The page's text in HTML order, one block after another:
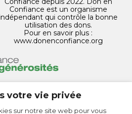
Confiance est un organisme
indépendant qui contrôle la bonne
utilisation des dons.
Pour en savoir plus :
www.donenconfiance.org
votre vie privée
sur notre site web pour vous